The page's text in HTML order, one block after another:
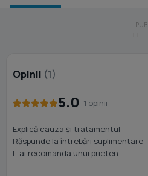
Opinii (1)
5.0· 1 opinii
Explică cauza și tratamentul
Răspunde la întrebări suplimentare
L-ai recomanda unui prieten